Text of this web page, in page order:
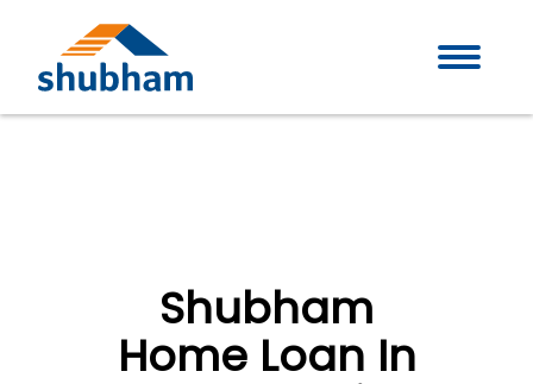
Shubham
Home Loan In